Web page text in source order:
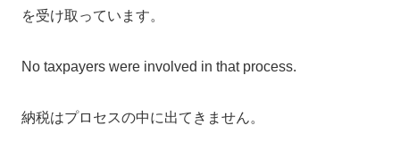
を受け取っています。
No taxpayers were involved in that process.
納税はプロセスの中に出てきません。